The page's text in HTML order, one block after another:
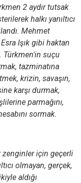
2 aydır tutsak
halkı yanıltıcı
Mehmet
Işık gibi haktan
Türkmen'in suçu
tazminatına
krizin, savaşın,
karşı durmak,
parmağını,
sormak.
zenginler için geçerli
olmayan, gerçek,
aldığı